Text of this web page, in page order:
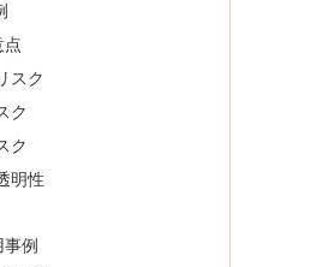
点
スク
ク
ク
明性
例